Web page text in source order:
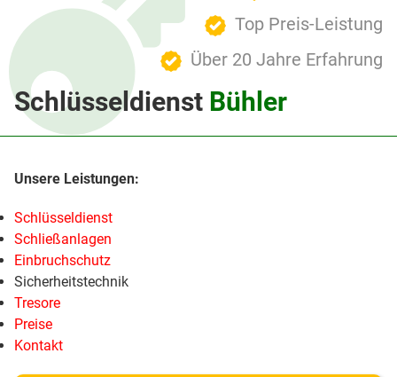
Top Preis-Leistung
Über 20 Jahre Erfahrung
Schlüsseldienst Bühler
Schlüsseldienst
Schließanlagen
Einbruchschutz
Sicherheitstechnik
Tresore
Preise
Kontakt